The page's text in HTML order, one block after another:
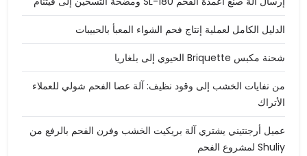
الدليل الكامل لعملية إنتاج فحم الشواء المعبأ بالحبيبات
شحنة مكبس Briquette الحيوي إلى بلغاريا
من نفايات الخشب إلى وقود نظيف: آلة عصا الفحم شولي للعملاء
الأتراك
عميل أرجنتيني يشتري آلة بريكيت الخشب وفرن الفحم بالرفع من
Shuliy لمشروع الفحم